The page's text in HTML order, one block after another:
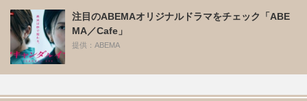
注目のABEMAオリジナルドラマをチェック「ABE
MA／Cafe」
提供：ABEMA